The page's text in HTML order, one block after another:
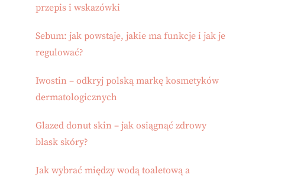
przepis i wskazówki
Sebum: jak powstaje, jakie ma funkcje i jak je
regulować?
Iwostin – odkryj polską markę kosmetyków
dermatologicznych
Glazed donut skin – jak osiągnąć zdrowy
blask skóry?
Jak wybrać między wodą toaletową a